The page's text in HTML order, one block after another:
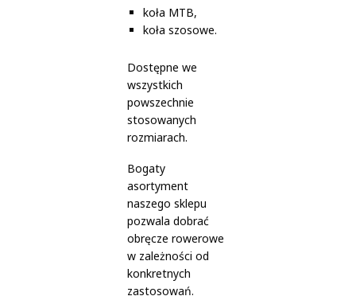
koła MTB,
koła szosowe.
Dostępne we
wszystkich
powszechnie
stosowanych
rozmiarach.
Bogaty
asortyment
naszego sklepu
pozwala dobrać
obręcze rowerowe
w zależności od
konkretnych
zastosowań.